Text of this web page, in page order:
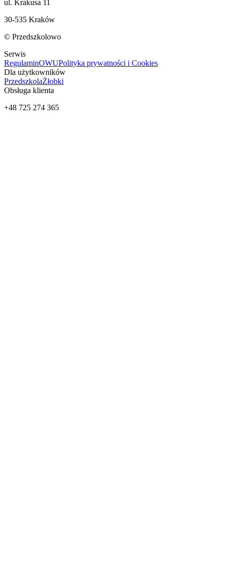
ul. Krakusa 11
30-535 Kraków
© Przedszkolowo
Serwis
RegulaminOWUPolityka prywatności i Cookies
Dla użytkowników
PrzedszkolaŻłobki
Obsługa klienta
+48 725 274 365